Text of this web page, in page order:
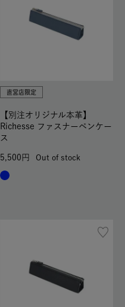
直営店限定
【別注オリジナル本革】
Richesse ファスナーペンケー
ス
5,500 Out of stock